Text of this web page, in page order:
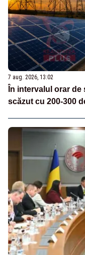
7 aug. 2026, 13:02
În intervalul orar
scăzut cu 200-300